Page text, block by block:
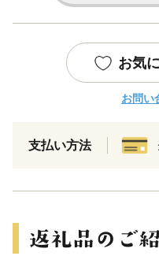
お気
お問い
支払い方法